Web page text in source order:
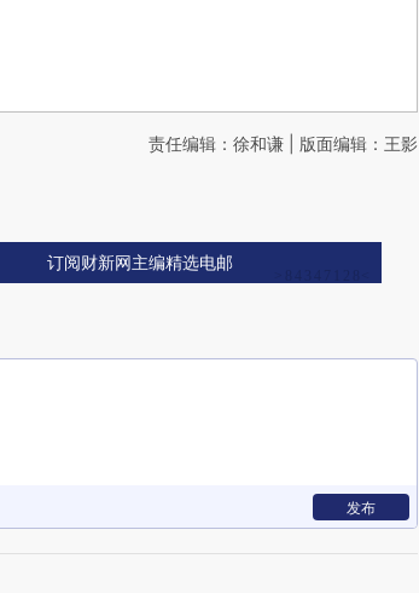
责任编辑：徐和谦 | 版面编辑：王影
订阅财新网主编精选电邮
发布